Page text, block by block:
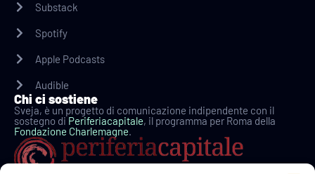
Substack
Spotify
Apple Podcasts
Audible
Chi ci sostiene
Sveja, è un progetto di comunicazione indipendente con il
sostegno diPeriferiacapitale, il programma per Roma della
Fondazione Charlemagne.